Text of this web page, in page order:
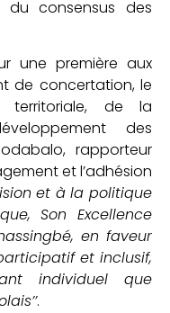
consensus des
une première aux
de concertation, le
territoriale, de la
des
rapporteur
et l’adhésion
et à la politique
Son Excellence
en faveur
et inclusif,
individuel que
.